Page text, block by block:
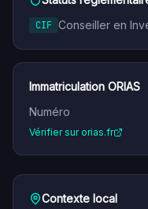
CIF Conseiller en
Immatriculation ORIAS
Numéro
Vérifier sur orias.fr
Contexte local